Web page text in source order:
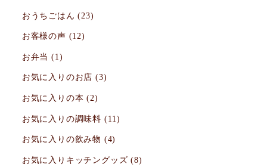
おうちごはん (23)
お客様の声 (12)
お弁当 (1)
お気に入りのお店 (3)
お気に入りの本 (2)
お気に入りの調味料 (11)
お気に入りの飲み物 (4)
お気に入りキッチングッズ (8)